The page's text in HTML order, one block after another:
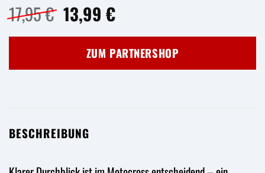
17,95€ Ursprünglicher
Preis
war:
17,95 €
13,99 €Aktueller
ist:
13,99 €.
ZUM PARTNERSHOP
BESCHREIBUNG